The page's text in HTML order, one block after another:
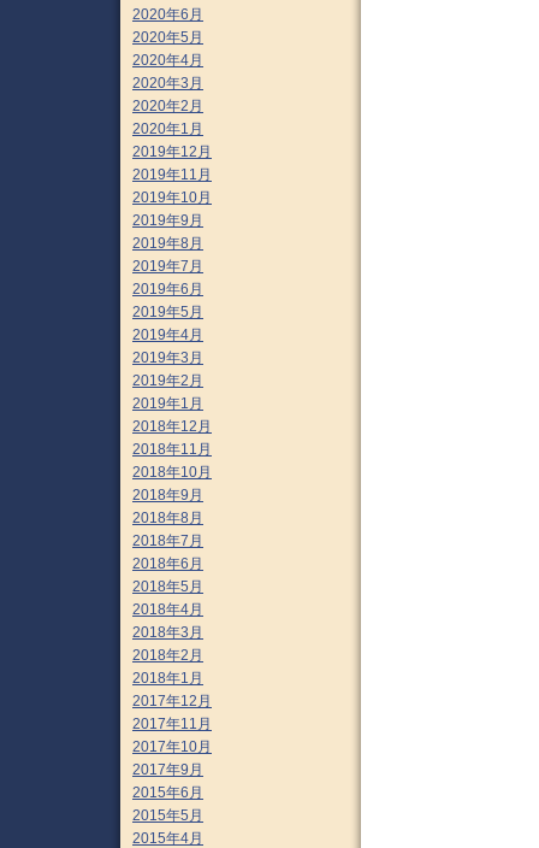
2020年6月
2020年5月
2020年4月
2020年3月
2020年2月
2020年1月
2019年12月
2019年11月
2019年10月
2019年9月
2019年8月
2019年7月
2019年6月
2019年5月
2019年4月
2019年3月
2019年2月
2019年1月
2018年12月
2018年11月
2018年10月
2018年9月
2018年8月
2018年7月
2018年6月
2018年5月
2018年4月
2018年3月
2018年2月
2018年1月
2017年12月
2017年11月
2017年10月
2017年9月
2015年6月
2015年5月
2015年4月